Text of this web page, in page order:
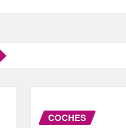
COCHES